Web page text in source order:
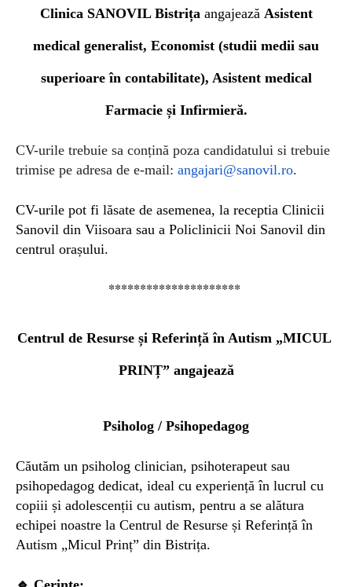
Clinica SANOVIL Bistrița angajează Asistent
medical generalist, Economist (studii medii sau
superioare în contabilitate), Asistent medical
Farmacie și Infirmieră.
CV-urile trebuie sa conțină poza candidatului si trebuie
trimise pe adresa de e-mail: angajari@sanovil.ro.
CV-urile pot fi lăsate de asemenea, la receptia Clinicii
Sanovil din Viisoara sau a Policlinicii Noi Sanovil din
centrul orașului.
*********************
Centrul de Resurse și Referință în Autism „MICUL
PRINȚ” angajează
Psiholog / Psihopedagog
Căutăm un psiholog clinician, psihoterapeut sau
psihopedagog dedicat, ideal cu experiență în lucrul cu
copiii și adolescenții cu autism, pentru a se alătura
echipei noastre la Centrul de Resurse și Referință în
Autism „Micul Prinț” din Bistrița.